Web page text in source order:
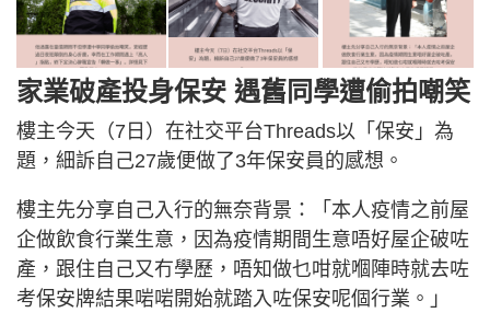
家業破產投身保安 遇舊同學遭偷拍嘲笑
樓主今天（7日）在社交平台Threads以「保安」為
題，細訴自己27歲便做了3年保安員的感想。
樓主先分享自己入行的無奈背景：「本人疫情之前屋
企做飲食行業生意，因為疫情期間生意唔好屋企破咗
產，跟住自己又冇學歷，唔知做乜咁就嗰陣時就去咗
考保安牌結果啱啱開始就踏入咗保安呢個行業。」